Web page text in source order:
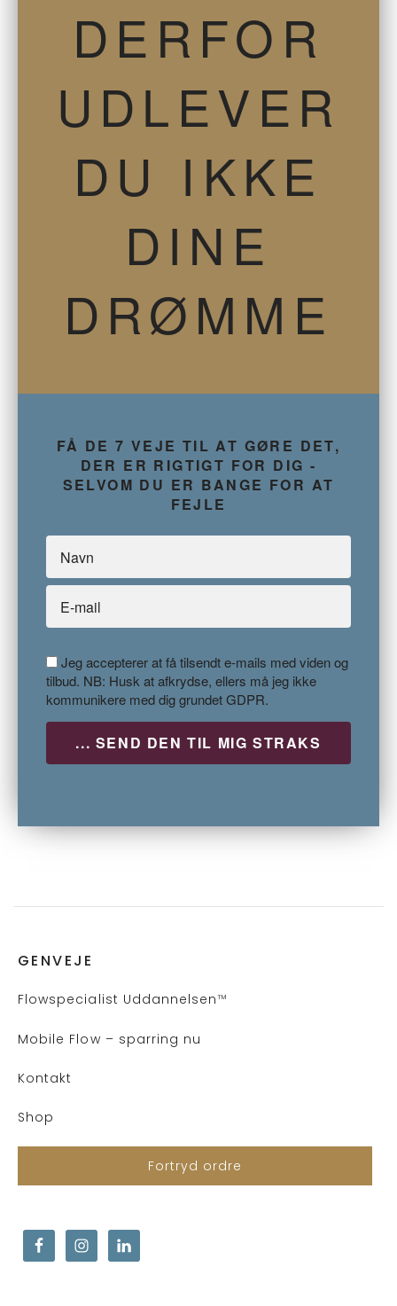
DERFOR
UDLEVER
DU IKKE
DINE
DRØMME
FÅ DE 7 VEJE TIL AT GØRE DET,
DER ER RIGTIGT FOR DIG -
SELVOM DU ER BANGE FOR AT
FEJLE
Jeg accepterer at få tilsendt e-mails med viden og
tilbud. NB: Husk at afkrydse, ellers må jeg ikke
kommunikere med dig grundet GDPR.
GENVEJE
Flowspecialist Uddannelsen™
Mobile Flow – sparring nu
Kontakt
Shop
Fortryd ordre